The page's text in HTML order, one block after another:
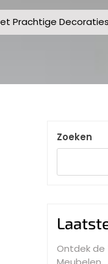
Prachtige
Zoeken
Ontdek de